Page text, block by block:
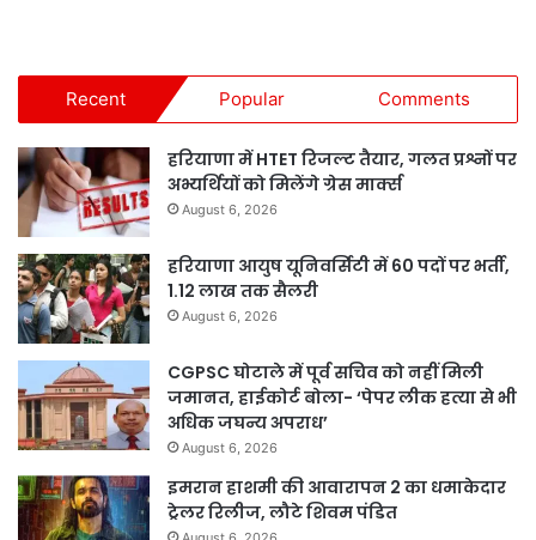
Recent Popular Comments
हरियाणा में HTET रिजल्ट तैयार, गलत प्रश्नों पर
अभ्यर्थियों को मिलेंगे ग्रेस मार्क्स
August 6, 2026
हरियाणा आयुष यूनिवर्सिटी में 60 पदों पर भर्ती,
1.12 लाख तक सैलरी
August 6, 2026
CGPSC घोटाले में पूर्व सचिव को नहीं मिली
जमानत, हाईकोर्ट बोला- ‘पेपर लीक हत्या से भी
अधिक जघन्य अपराध’
August 6, 2026
इमरान हाशमी की आवारापन 2 का धमाकेदार
ट्रेलर रिलीज, लौटे शिवम पंडित